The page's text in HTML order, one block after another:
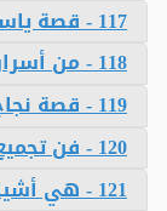
117 - قصة ياسمين الشاوي - لا لليأس
118 - من أسرار الشفاعة
119 - قصة نجاح سوشيروا
120 - فن تجميع القلوب
121 - هي أشياء لا تُشترى - رسالة هامة للآباء